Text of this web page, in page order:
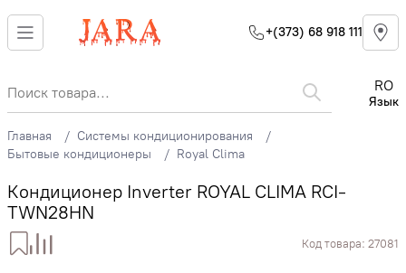
+(373) 68 918 111
RO
Язык
Главная
Системы кондиционирования
Бытовые кондиционеры
Royal Clima
Кондиционер Inverter ROYAL CLIMA RCI-
TWN28HN
Код товара: 27081